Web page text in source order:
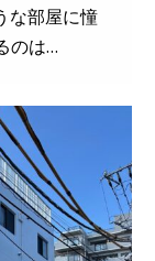
な部屋に憧
のは…